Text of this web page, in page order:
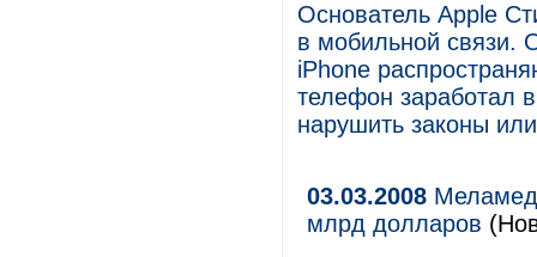
Основатель Apple
в мобильной связи.
iPhone
телефон заработал
нарушить законы
03.03.2008
млрд долларов